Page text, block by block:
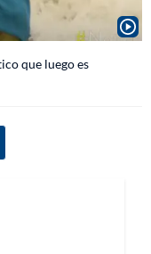
que luego es